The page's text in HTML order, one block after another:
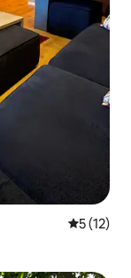
Середня
5 (12)